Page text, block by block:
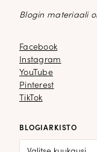
Blogin materiaali
Facebook
Facebook
Instagram
Instagram
YouTube
YouTube
Pinterest
Pinterest
TikTok
TikTok
BLOGIARKISTO